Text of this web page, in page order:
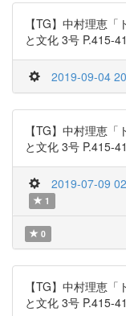
【TG】中村理恵
と文化 3号 P.415-
2019-09-04
【TG】中村理恵
と文化 3号 P.415-
2019-07-09
1
0
【TG】中村理恵
と文化 3号 P.415-